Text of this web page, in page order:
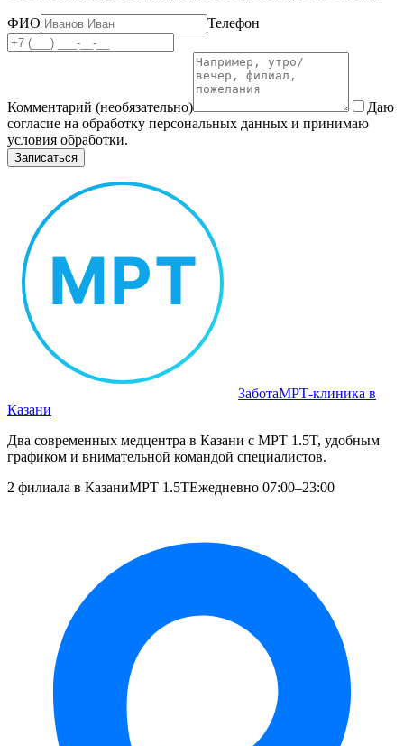
ФИО Телефон
Комментарий (необязательно)
Даю
согласие на обработку персональных данных и принимаю
условия обработки.
Записаться
ЗаботаМРТ‑клиника в
Казани
Два современных медцентра в Казани с МРТ 1.5T, удобным
графиком и внимательной командой специалистов.
2 филиала в КазаниМРТ 1.5TЕжедневно 07:00–23:00